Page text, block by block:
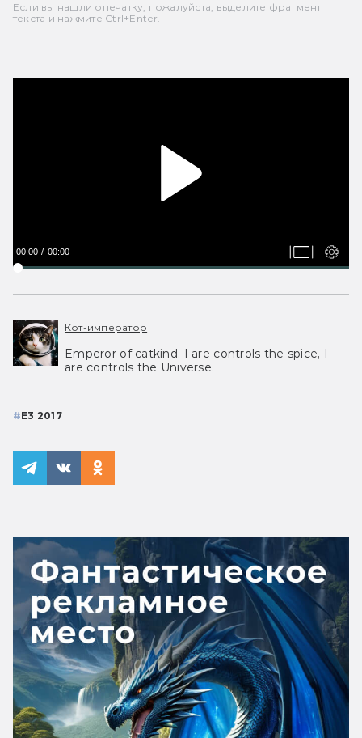
Если вы нашли опечатку, пожалуйста, выделите фрагмент
текста и нажмите Ctrl+Enter.
00:00 00:00
Кот-император
Emperor of catkind. I are controls the spice, I
are controls the Universe.
#E3 2017